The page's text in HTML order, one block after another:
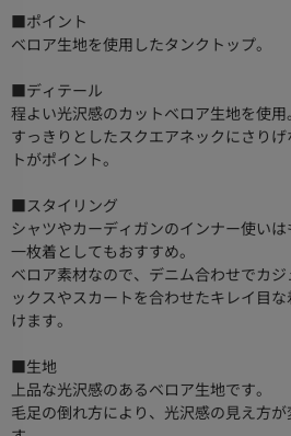
■ポイント
ベロア生地を使用したタンクトップ。
■ディテール
程よい光沢感のカットベロア生地を使用。
すっきりとしたスクエアネックにさり
トがポイント。
■スタイリング
シャツやカーディガンのインナー使い
一枚着としてもおすすめ。
ベロア素材なので、デニム合わせでカ
ックスやスカートを合わせたキレイ目
けます。
■生地
上品な光沢感のあるベロア生地です。
毛足の倒れ方により、光沢感の見え方